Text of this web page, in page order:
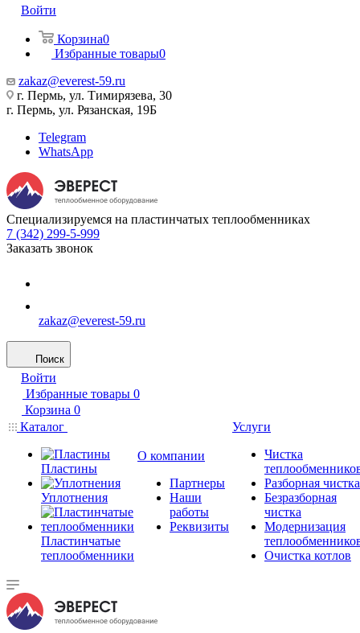
Войти
Корзина0
Избранные товары0
zakaz@everest-59.ru
г. Пермь, ул. Тимирязева, 30
г. Пермь, ул. Рязанская, 19Б
Telegram
WhatsApp
Специализируемся на пластинчатых теплообменниках
7 (342) 299-5-999
Заказать звонок
zakaz@everest-59.ru
Поиск
Войти
Избранные товары 0
Корзина 0
Каталог
Пластины
Уплотнения
Пластинчатые
теплообменники
О компании
Партнеры
Наши
работы
Реквизиты
Услуги
Чистка
Разборная чистка
Безразборная
чистка
Модернизация
Очистка котлов